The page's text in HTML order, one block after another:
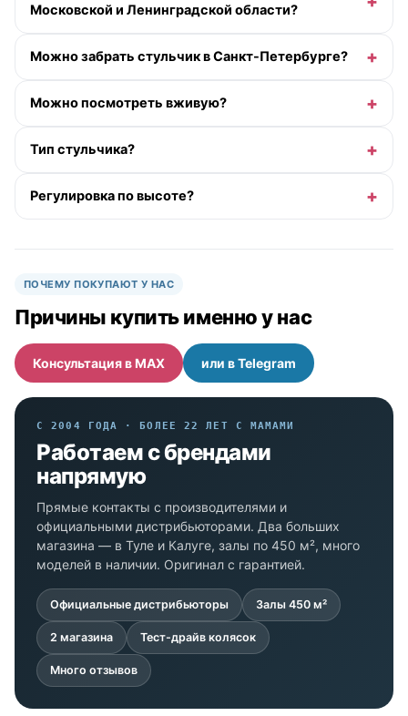
Московской и Ленинградской области?
Можно забрать стульчик в Санкт-Петербурге?
Можно посмотреть вживую?
Тип стульчика?
Регулировка по высоте?
ПОЧЕМУ ПОКУПАЮТ У НАС
Причины купить именно у нас
Консультация в MAX или в Telegram
С 2004 ГОДА · БОЛЕЕ 22 ЛЕТ С МАМАМИ
Работаем с брендами
напрямую
Прямые контакты с производителями и
официальными дистрибьюторами. Два больших
магазина — в Туле и Калуге, залы по 450 м², много
моделей в наличии. Оригинал с гарантией.
Официальные дистрибьюторы Залы 450 м²
2 магазина Тест-драйв колясок
Много отзывов